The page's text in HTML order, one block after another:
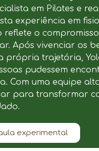
em Pilates e
experiência em
reflete o
Após vivenciar os
própria trajetória,
pudessem
Com uma equipe
para transformar
experimental